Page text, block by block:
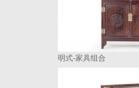
明式-家具组合